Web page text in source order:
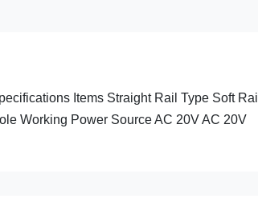
Items Straight Rail Type Soft Rail
Working Power Source AC 20V AC 20V